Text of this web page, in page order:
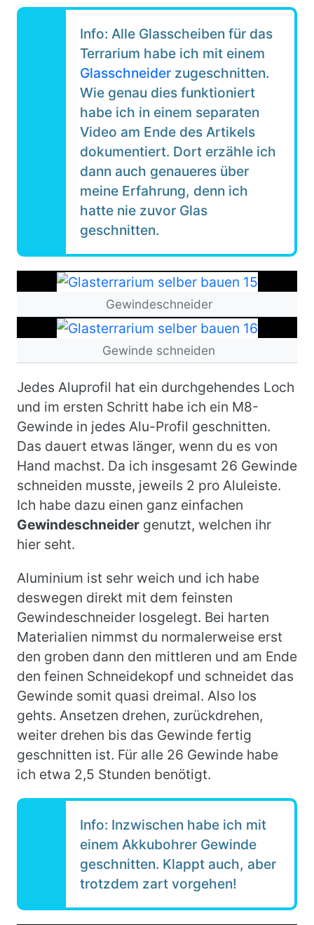
Info: Alle Glasscheiben für das
Terrarium habe ich mit einem
Glasschneider zugeschnitten.
Wie genau dies funktioniert
habe ich in einem separaten
Video am Ende des Artikels
dokumentiert. Dort erzähle ich
dann auch genaueres über
meine Erfahrung, denn ich
hatte nie zuvor Glas
geschnitten.
Gewindeschneider
Gewinde schneiden
Jedes Aluprofil hat ein durchgehendes Loch
und im ersten Schritt habe ich ein M8-
Gewinde in jedes Alu-Profil geschnitten.
Das dauert etwas länger, wenn du es von
Hand machst. Da ich insgesamt 26 Gewinde
schneiden musste, jeweils 2 pro Aluleiste.
Ich habe dazu einen ganz einfachen
Gewindeschneider genutzt, welchen ihr
hier seht.
Aluminium ist sehr weich und ich habe
deswegen direkt mit dem feinsten
Gewindeschneider losgelegt. Bei harten
Materialien nimmst du normalerweise erst
den groben dann den mittleren und am Ende
den feinen Schneidekopf und schneidet das
Gewinde somit quasi dreimal. Also los
gehts. Ansetzen drehen, zurückdrehen,
weiter drehen bis das Gewinde fertig
geschnitten ist. Für alle 26 Gewinde habe
ich etwa 2,5 Stunden benötigt.
Info: Inzwischen habe ich mit
einem Akkubohrer Gewinde
geschnitten. Klappt auch, aber
trotzdem zart vorgehen!